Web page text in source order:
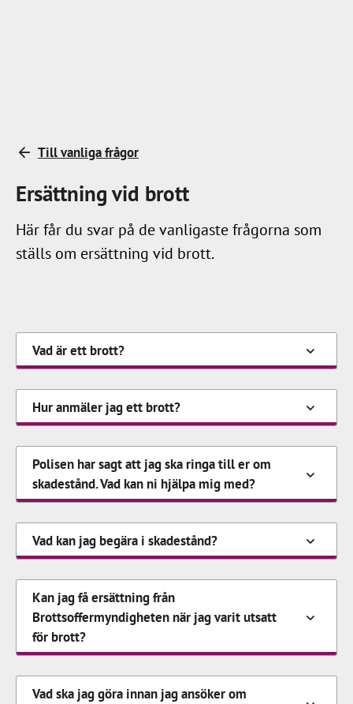
Till vanliga frågor
Ersättning vid brott
Här får du svar på de vanligaste frågorna som
ställs om ersättning vid brott.
Vad är ett brott?
Hur anmäler jag ett brott?
Polisen har sagt att jag ska ringa till er om
skadestånd. Vad kan ni hjälpa mig med?
Vad kan jag begära i skadestånd?
Kan jag få ersättning från
Brottsoffermyndigheten när jag varit utsatt
för brott?
Vad ska jag göra innan jag ansöker om